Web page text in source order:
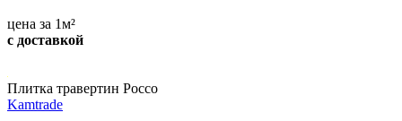
цена за 1м²
с доставкой
Плитка травертин Россо
Kamtrade